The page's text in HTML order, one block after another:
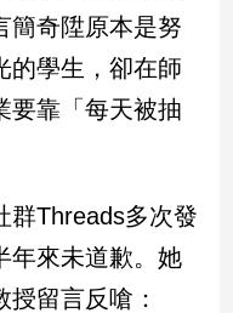
簡奇陞原本是努
的學生，卻在師
要靠「每天被抽
群Threads多次發
年來未道歉。她
留言反嗆：